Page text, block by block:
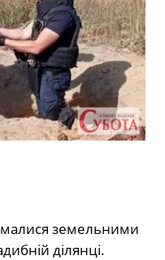
земельними
ділянці.